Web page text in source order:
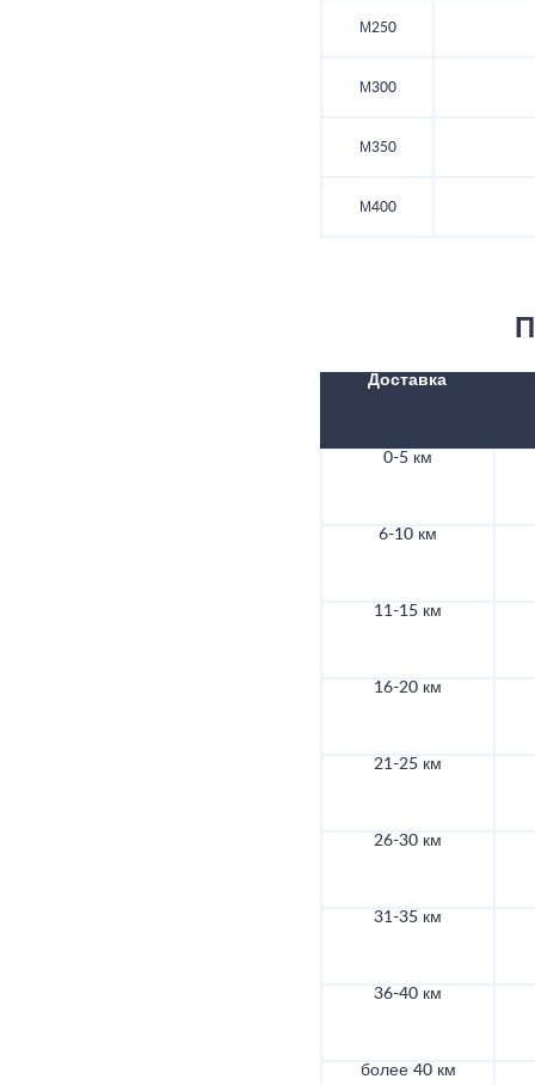
М250
М300
М350
М400
Доставка
0-5 км
6-10 км
11-15 км
16-20 км
21-25 км
26-30 км
31-35 км
36-40 км
более 40 км